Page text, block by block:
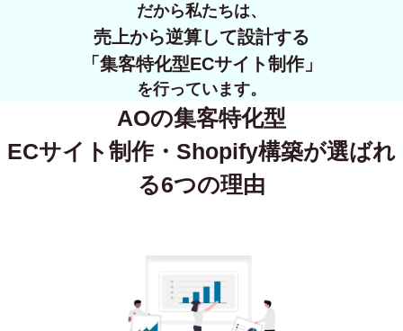
だから私たちは、
売上から逆算して設計する
「集客特化型ECサイト制作」
を行っています。
AOの集客特化型
ECサイト制作・Shopify構築が選ばれ
る6つの理由